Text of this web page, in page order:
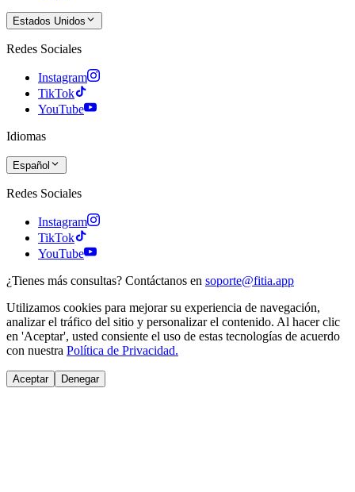
Estados Unidos
Redes Sociales
Instagram
TikTok
YouTube
Idiomas
Español
Redes Sociales
Instagram
TikTok
YouTube
¿Tienes más consultas? Contáctanos en soporte@fitia.app
Utilizamos cookies para mejorar su experiencia de navegación,
analizar el tráfico del sitio y personalizar el contenido. Al hacer clic
en 'Aceptar', usted consiente el uso de estas tecnologías de acuerdo
con nuestra Política de Privacidad.
Aceptar Denegar